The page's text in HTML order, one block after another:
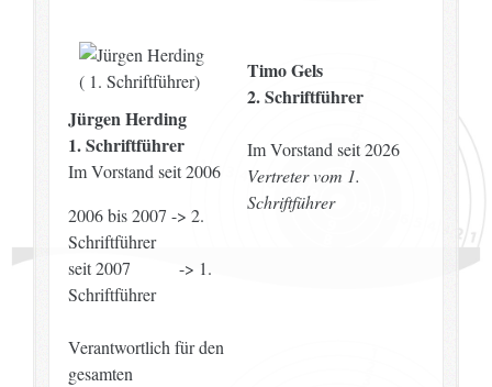
Jürgen Herding
1. Schriftführer
Im Vorstand seit 2006
2006 bis 2007 -> 2.
Schriftführer
seit 2007 -> 1.
Schriftführer
Verantwortlich für den
gesamten
Timo Gels
2. Schriftführer
Im Vorstand seit 2026
Vertreter vom 1.
Schriftführer